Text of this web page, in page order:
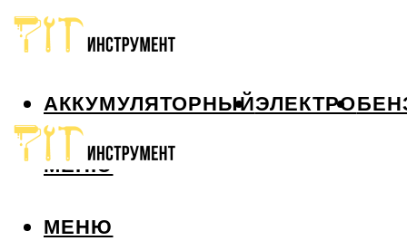
АККУМУЛЯТОРНЫЙЭЛЕКТРО
МЕНЮ
МЕНЮ